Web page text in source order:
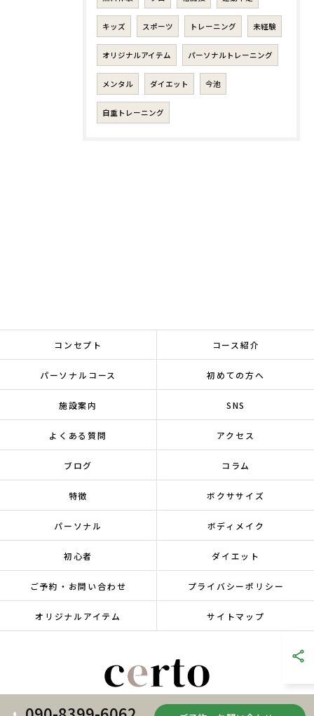
キッズ スポーツ トレーニング 未経験
オリジナルアイテム パーソナルトレーニング
メンタル ダイエット 今池
自重トレーニング
コンセプト コース紹介
パーソナルコース 初めての方へ
施設案内 SNS
よくある質問 アクセス
ブログ コラム
特徴 ボクササイズ
パーソナル ボディメイク
初心者 ダイエット
ご予約・お問い合わせ プライバシーポリシー
オリジナルアイテム サイトマップ